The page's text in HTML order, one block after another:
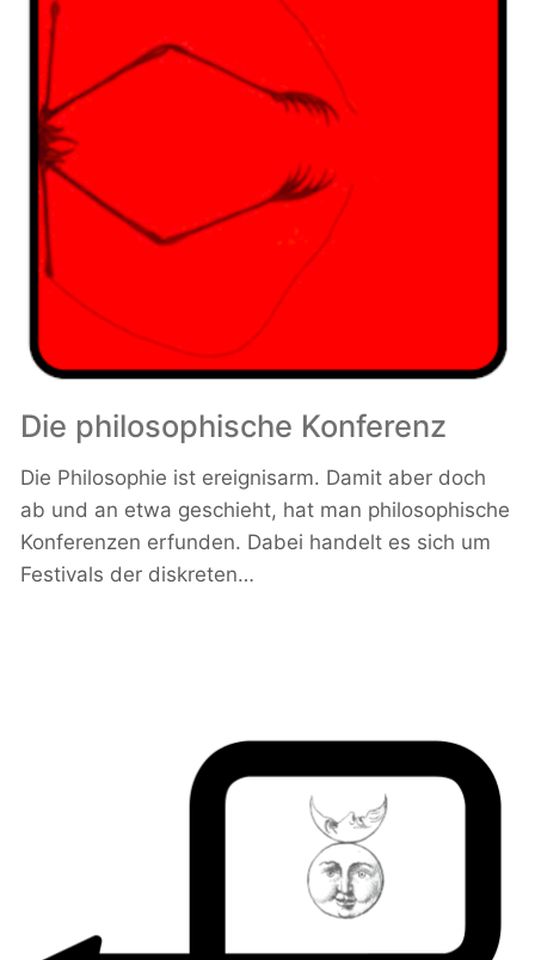
Die philosophische Konferenz
Die Philosophie ist ereignisarm. Damit aber doch
ab und an etwa geschieht, hat man philosophische
Konferenzen erfunden. Dabei handelt es sich um
Festivals der diskreten…